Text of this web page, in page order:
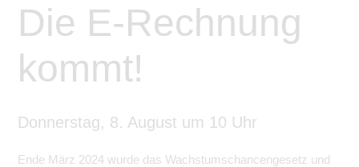
Die E-Rechnung
kommt!
Donnerstag, 8. August um 10 Uhr
Ende März 2024 wurde das Wachstumschancengesetz und